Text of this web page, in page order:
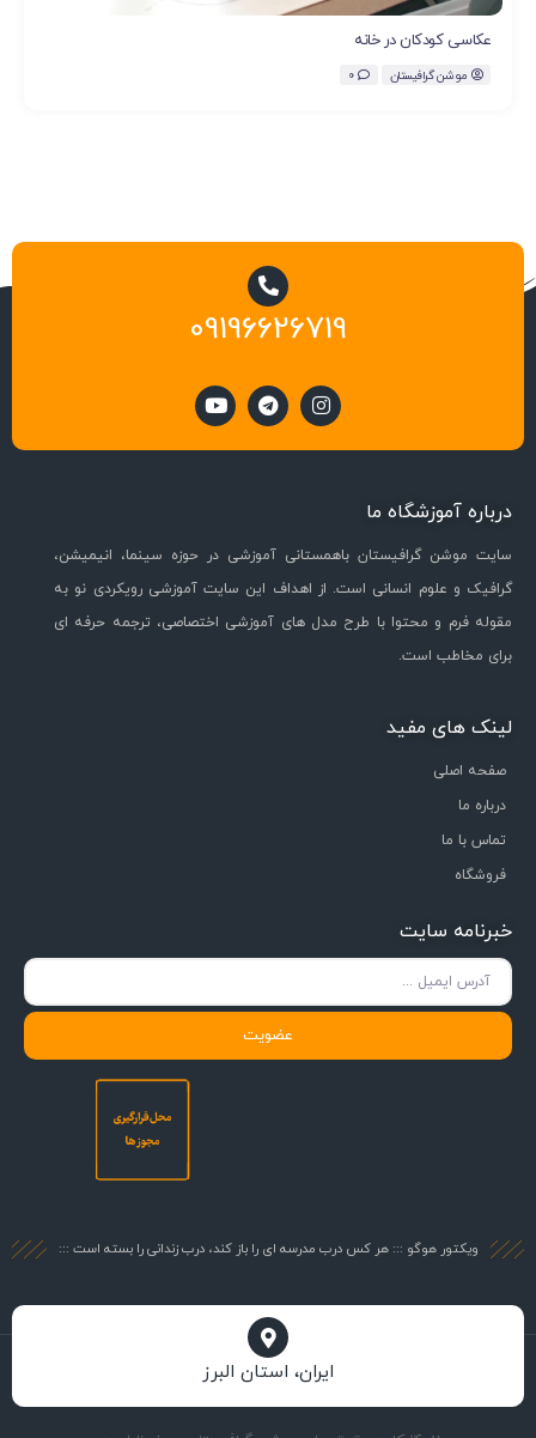
عکاسی کودکان در خانه
موشن گرافیستان 0
09196626719
درباره آموزشگاه ما
سایت موشن گرافیستان باهمستانی آموزشی در حوزه سینما، انیمیشن،
گرافیک و علوم انسانی است. از اهداف این سایت آموزشی رویکردی نو به
مقوله فرم و محتوا با طرح مدل های آموزشی اختصاصی، ترجمه حرفه ای
برای مخاطب است.
لینک های مفید
صفحه اصلی
درباره ما
تماس با ما
فروشگاه
خبرنامه سایت
عضویت
ویکتور هوگو ::: هر کس درب مدرسه ای را باز کند، درب زندانی را بسته است :::
ایران، استان البرز